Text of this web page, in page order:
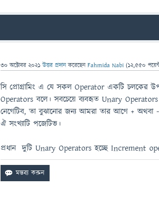
30 অক্টোবর 2021 উত্তর প্রদান করেছেনFahmida Nabi (12,550
সি প্রোগ্রামিং এ যে সকল Operator একটি চলকের
Operators বলে। সবচেয়ে ব্যবহৃত Unary
নেগেটিব, তা বুঝানোর জন্য আমরা তার আগে + অথবা -
ঐ সংখ্যাটি পজেটিভ।
প্রধান দুটি Unary Operators হচ্ছে Increment